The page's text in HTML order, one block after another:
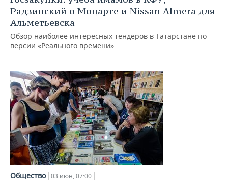
Радзинский о Моцарте и Nissan Almera для
Альметьевска
Обзор наиболее интересных тендеров в Татарстане по
версии «Реального времени»
Общество 03 июн, 07:00